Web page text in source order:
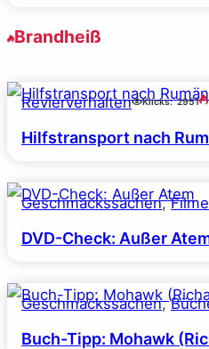
Brandheiß
Revierverhalten Klicks: 2951
Hilfstransport nach
Geschmackssachen,
DVD-Check: Außer
Geschmackssachen,
Buch-Tipp: Mohawk